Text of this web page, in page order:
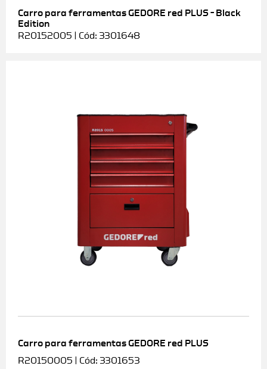
Carro para ferramentas GEDORE red PLUS – Black
Edition
R20152005 | Cód: 3301648
Carro para ferramentas GEDORE red PLUS
R20150005 | Cód: 3301653